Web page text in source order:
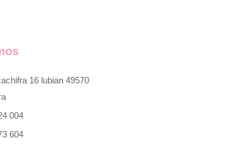
16 lubian 49570
004
604